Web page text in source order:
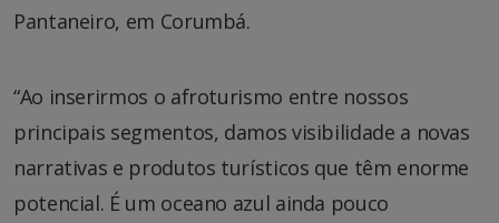
Pantaneiro, em Corumbá.
“Ao inserirmos o afroturismo entre nossos
principais segmentos, damos visibilidade a novas
narrativas e produtos turísticos que têm enorme
potencial. É um oceano azul ainda pouco